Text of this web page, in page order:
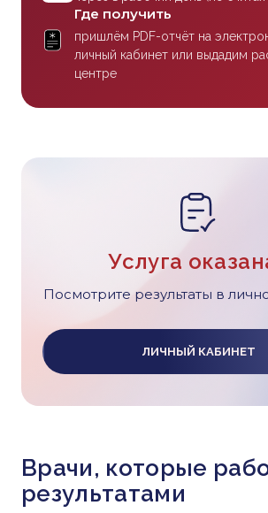
Где получить
пришлём PDF-отчёт на
личный кабинет или выдадим
центре
Услуга
Посмотрите результаты в
ЛИЧНЫЙ КАБИНЕТ
Врачи, которые
результатами